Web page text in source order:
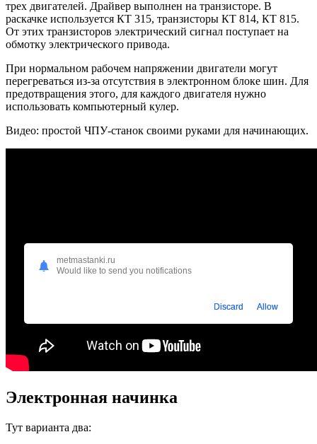
трех двигателей. Драйвер выполнен на транзисторе. В
раскачке используется КТ 315, транзисторы КТ 814, КТ 815.
От этих транзисторов электрический сигнал поступает на
обмотку электрического привода.
При нормальном рабочем напряжении двигатели могут
перегреваться из-за отсутствия в электронном блоке шин. Для
предотвращения этого, для каждого двигателя нужно
использовать компьютерный кулер.
Видео: простой ЧПУ-станок своими руками для начинающих.
Электронная начинка
Тут варианта два:
metmastanki.ru
Would like to send you notifications
Discard Allow